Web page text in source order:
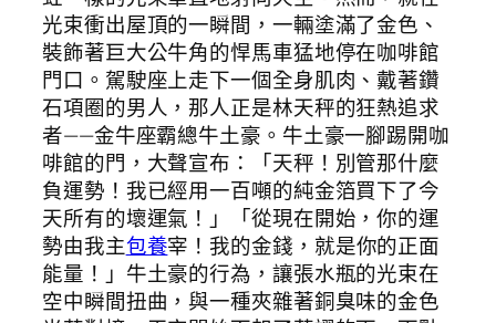
光束衝出屋頂的一瞬間，一輛塗滿了金色、
裝飾著巨大公牛角的悍馬車猛地停在咖啡館
門口。駕駛座上走下一個全身肌肉、戴著鑽
石項圈的男人，那人正是林天秤的狂熱追求
者——金牛座霸總牛土豪。牛土豪一腳踢開咖
啡館的門，大聲宣布：「天秤！別管那什麼
負運勢！我已經用一百噸的純金箔買下了今
天所有的壞運氣！」「從現在開始，你的運
勢由我主包養宰！我的金錢，就是你的正面
能量！」牛土豪的行為，讓張水瓶的光束在
空中瞬間扭曲，與一種夾雜著銅臭味的金色